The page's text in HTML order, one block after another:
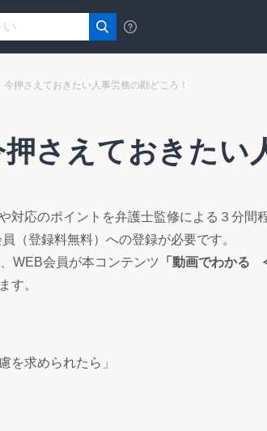
押さえておきたい人事労務の勘どころ！
さえておきたい
対応のポイントを弁護士監修による３分間
（登録料無料）への登録が必要です。
WEB会員が本コンテンツ 「動画でわかる
す。
を求められたら」